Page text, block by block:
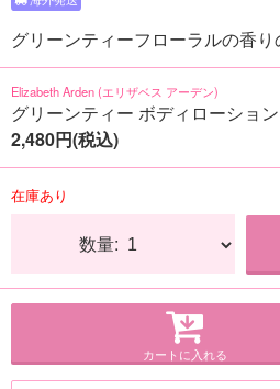
グリーンティーフローラルの香
Elizabeth Arden (エリザベス アーデン)
グリーンティー ボディローショ
2,480円(税込)
在庫あり
数量:
カートに入れる